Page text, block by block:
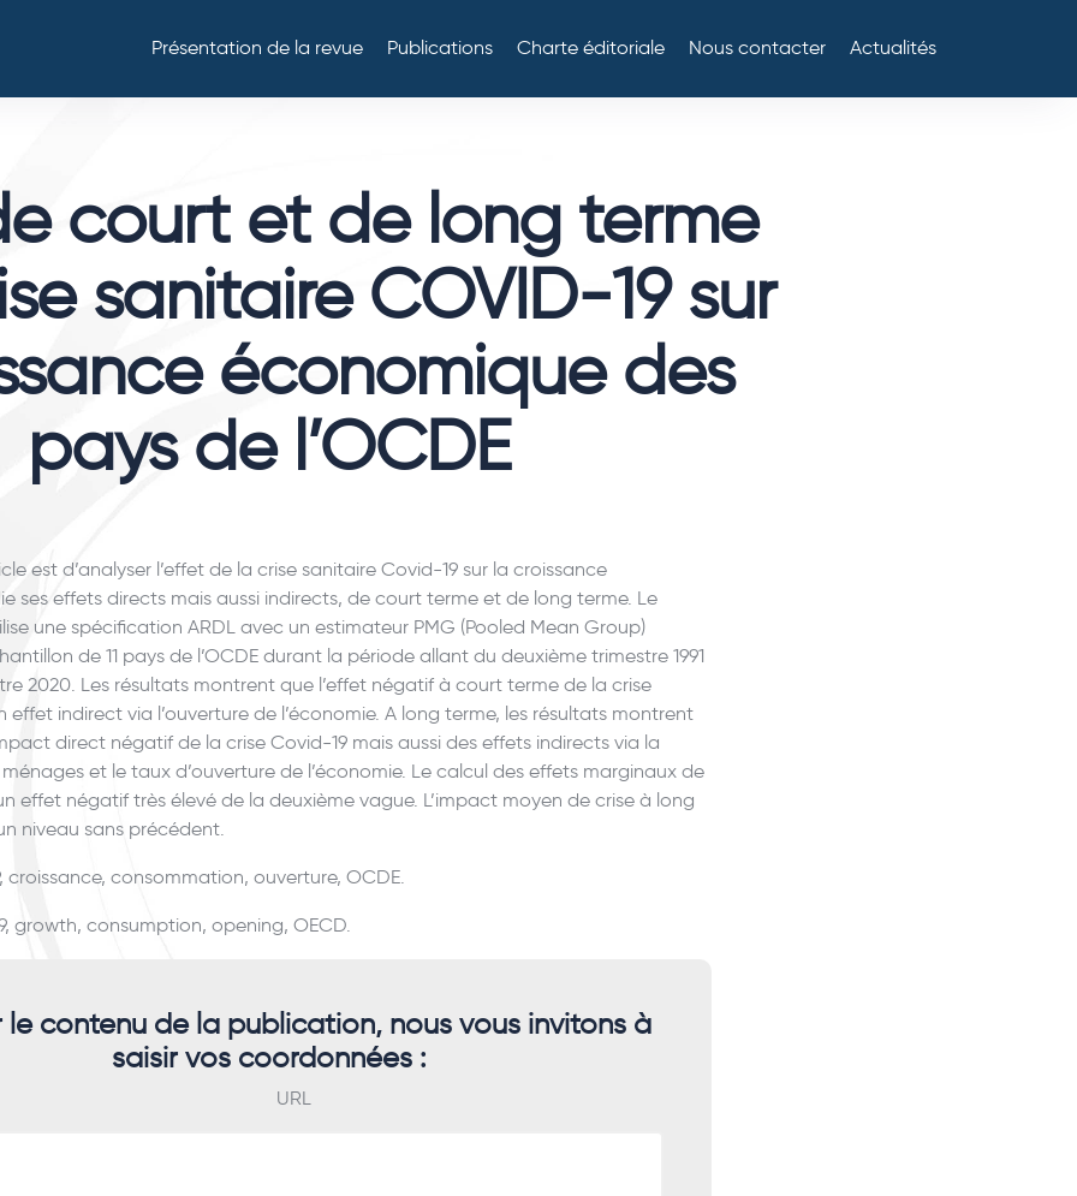
Présentation de la revue Publications Charte éditoriale Nous contacter Actualités
court et de long terme
sanitaire COVID-19 sur
économique des
pays de l’OCDE
est d’analyser l’effet de la crise sanitaire Covid-19 sur la croissance
ses effets directs mais aussi indirects, de court terme et de long terme. Le
une spécification ARDL avec un estimateur PMG (Pooled Mean Group)
de 11 pays de l’OCDE durant la période allant du deuxième trimestre 1991
2020. Les résultats montrent que l’effet négatif à court terme de la crise
effet indirect via l’ouverture de l’économie. A long terme, les résultats montrent
direct négatif de la crise Covid-19 mais aussi des effets indirects via la
et le taux d’ouverture de l’économie. Le calcul des effets marginaux de
effet négatif très élevé de la deuxième vague. L’impact moyen de crise à long
niveau sans précédent.
croissance, consommation, ouverture, OCDE.
growth, consumption, opening, OECD.
le contenu de la publication, nous vous invitons à
saisir vos coordonnées :
URL